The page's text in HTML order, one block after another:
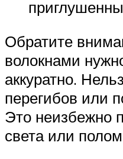
Обратите
волокнами
аккуратно.
перегибов или
Это неизбежно
света или